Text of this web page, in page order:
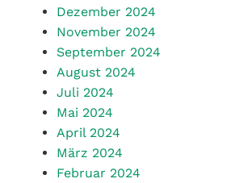
November 2024
September 2024
August 2024
Juli 2024
Mai 2024
April 2024
März 2024
Februar 2024
November 2023